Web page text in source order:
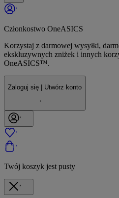
Członkostwo OneASICS
Korzystaj z darmowej wysyłki,
ekskluzywnych zniżek i innych
OneASICS™.
Zaloguj się | Utwórz konto
Twój koszyk jest pusty